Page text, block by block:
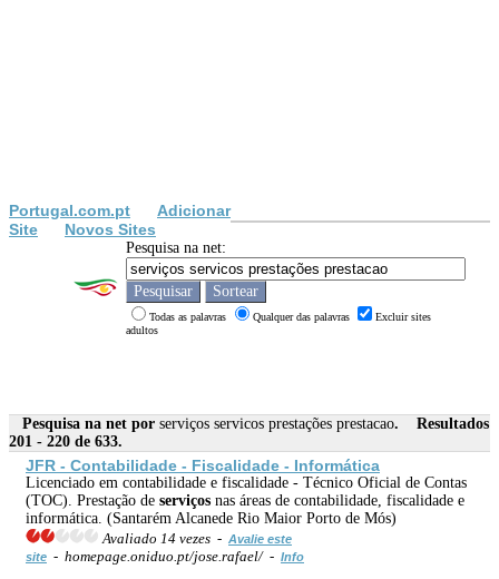
Portugal.com.pt
Adicionar
Site
Novos Sites
Pesquisa na net:
Todas as palavras Qualquer das palavras
Excluir sites
adultos
Pesquisa na net por serviços servicos prestações prestacao. Resultados
201 - 220 de 633.
JFR - Contabilidade - Fiscalidade - Informática
Licenciado em contabilidade e fiscalidade - Técnico Oficial de Contas
(TOC). Prestação de serviços nas áreas de contabilidade, fiscalidade e
informática. (Santarém Alcanede Rio Maior Porto de Mós)
Avaliado 14 vezes - Avalie este
site - homepage.oniduo.pt/jose.rafael/ - Info